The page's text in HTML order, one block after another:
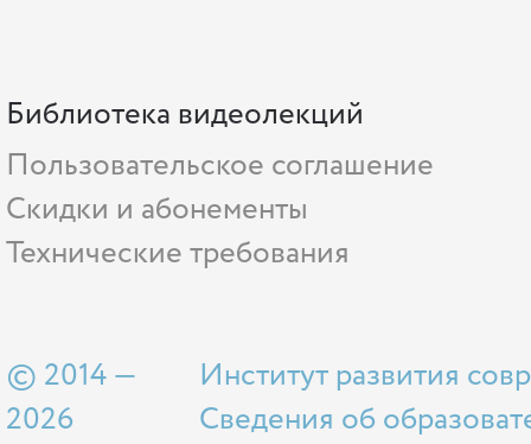
Библиотека видеолекций
Пользовательское соглашение
Скидки и абонементы
Технические требования
© 2014 —
2026
Институт развития
Сведения об